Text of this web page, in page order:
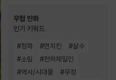
무협 만화
인기 키워드
#정파 #먼치킨 #살수
#소림 #천하제일인
#역사/시대물 #우정